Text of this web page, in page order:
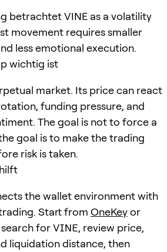
betrachtet VINE as a volatility
movement requires smaller
less emotional execution.
wichtig ist
market. Its price can react
funding pressure, and
The goal is not to force a
goal is to make the trading
risk is taken.
the wallet environment with
Start from OneKeyor
search forVINE, review price,
liquidation distance, then